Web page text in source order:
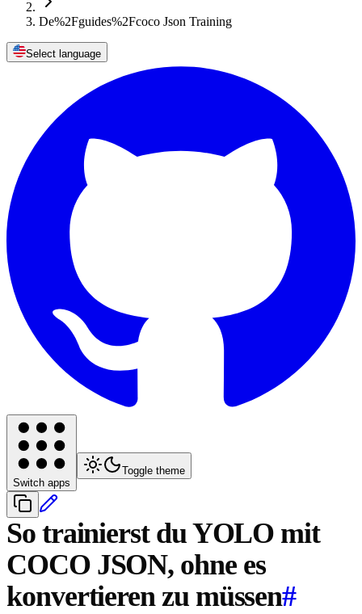
De%2Fguides%2Fcoco Json Training
Select language
Switch apps
Toggle theme
So trainierst du YOLO mit
COCO JSON, ohne es
konvertieren zu müssen#